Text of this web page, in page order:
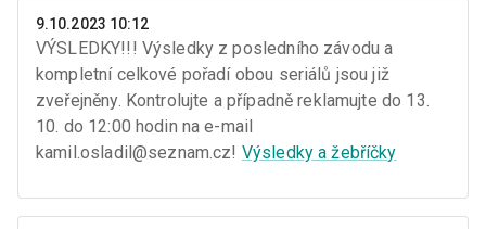
9.10.2023 10:12
VÝSLEDKY!!! Výsledky z posledního závodu a
kompletní celkové pořadí obou seriálů jsou již
zveřejněny. Kontrolujte a případně reklamujte do 13.
10. do 12:00 hodin na e-mail
kamil.osladil@seznam.cz! Výsledky a žebříčky